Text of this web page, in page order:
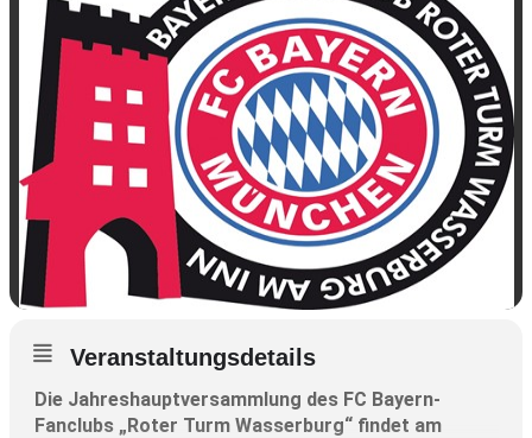
Veranstaltungsdetails
Die Jahreshauptversammlung des FC Bayern-
Fanclubs „Roter Turm Wasserburg“ findet am